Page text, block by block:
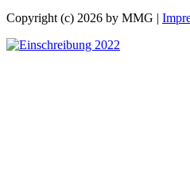
Copyright (c) 2026 by MMG |